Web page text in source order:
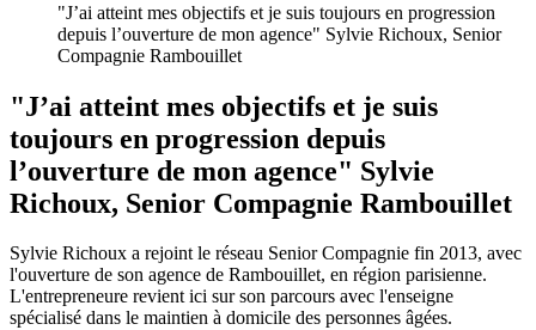
"J’ai atteint mes objectifs et je suis toujours en progression
depuis l’ouverture de mon agence" Sylvie Richoux, Senior
Compagnie Rambouillet
"J’ai atteint mes objectifs et je suis
toujours en progression depuis
l’ouverture de mon agence" Sylvie
Richoux, Senior Compagnie Rambouillet
Sylvie Richoux a rejoint le réseau Senior Compagnie fin 2013, avec
l'ouverture de son agence de Rambouillet, en région parisienne.
L'entrepreneure revient ici sur son parcours avec l'enseigne
spécialisé dans le maintien à domicile des personnes âgées.